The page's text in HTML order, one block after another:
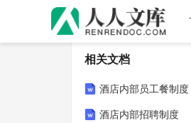
相关文档
酒店内部员工餐制度
酒店内部招聘制度